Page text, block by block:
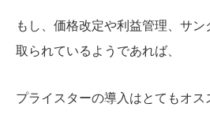
もし、価格改定や利益管理、サ
取られているようであれば、
プライスターの導入はとてもオス